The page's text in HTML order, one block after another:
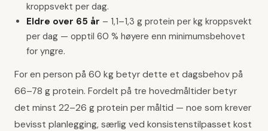
kroppsvekt per dag.
Eldre over 65 år – 1,1–1,3 g protein per kg kroppsvekt
per dag — opptil 60 % høyere enn minimumsbehovet
for yngre.
For en person på 60 kg betyr dette et dagsbehov på
66–78 g protein. Fordelt på tre hovedmåltider betyr
det minst 22–26 g protein per måltid — noe som krever
bevisst planlegging, særlig ved konsistenstilpasset kost